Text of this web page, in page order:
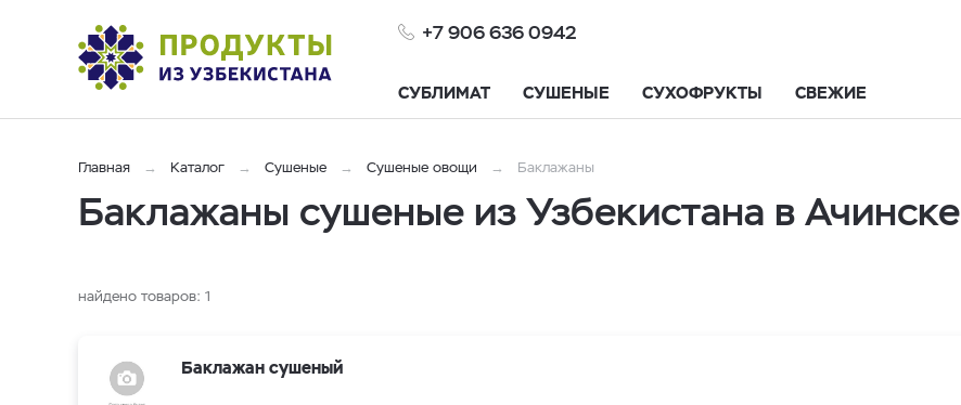
+7 906 636 0942
СУБЛИМАТ СУШЕНЫЕ СУХОФРУКТЫ СВЕЖИЕ
Главная Каталог Сушеные Сушеные овощи Баклажаны
Баклажаны сушеные из Узбекистана в Ачинске
найдено товаров: 1
Баклажан сушеный